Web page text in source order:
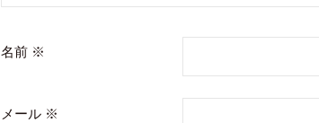
名前 ※
メール ※